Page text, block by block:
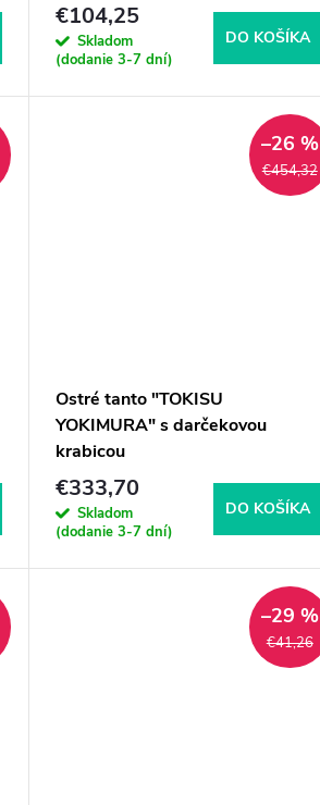
€104,25
Skladom
(dodanie 3-7 dní)
DO KOŠÍKA
€454,32
–26 %
Ostré tanto "TOKISU
YOKIMURA" s darčekovou
krabicou
€333,70
Skladom
(dodanie 3-7 dní)
DO KOŠÍKA
€41,26
–29 %